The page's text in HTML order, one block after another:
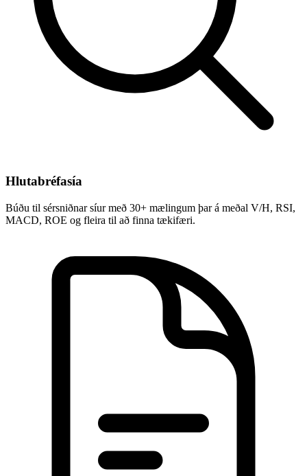
Hlutabréfasía
Búðu til sérsniðnar síur með 30+ mælingum þar á meðal V/H, RSI,
MACD, ROE og fleira til að finna tækifæri.